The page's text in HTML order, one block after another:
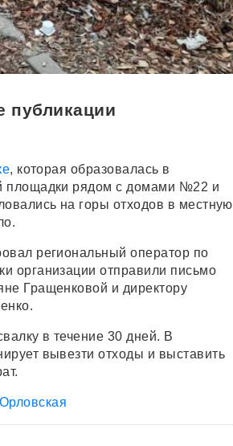
публикации
, которая образовалась в
площадки рядом с домами №22 и
на горы отходов в местную
региональный оператор по
организации отправили письмо
Гращенковой и директору
в течение 30 дней. В
вывезти отходы и выставить